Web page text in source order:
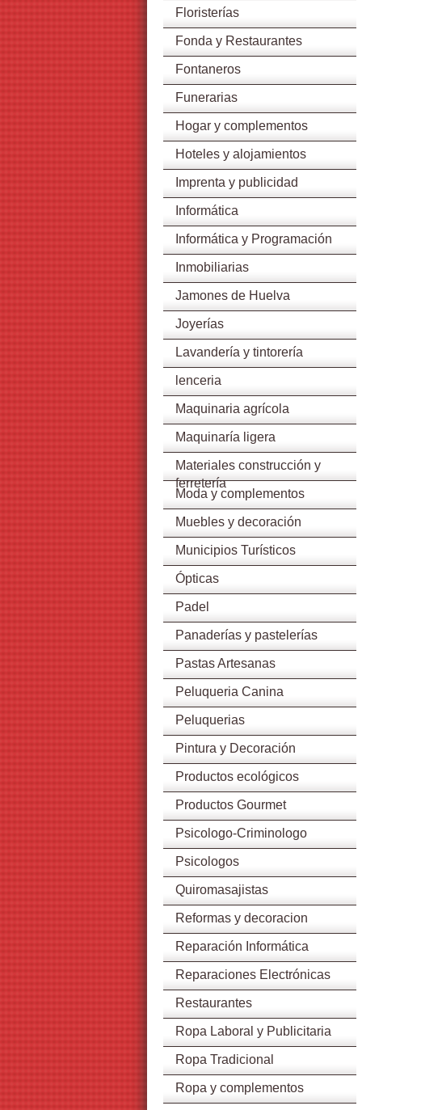
Floristerías
Fonda y Restaurantes
Fontaneros
Funerarias
Hogar y complementos
Hoteles y alojamientos
Imprenta y publicidad
Informática
Informática y Programación
Inmobiliarias
Jamones de Huelva
Joyerías
Lavandería y tintorería
lenceria
Maquinaria agrícola
Maquinaría ligera
Materiales construcción y
ferretería
Moda y complementos
Muebles y decoración
Municipios Turísticos
Ópticas
Padel
Panaderías y pastelerías
Pastas Artesanas
Peluqueria Canina
Peluquerias
Pintura y Decoración
Productos ecológicos
Productos Gourmet
Psicologo-Criminologo
Psicologos
Quiromasajistas
Reformas y decoracion
Reparación Informática
Reparaciones Electrónicas
Restaurantes
Ropa Laboral y Publicitaria
Ropa Tradicional
Ropa y complementos